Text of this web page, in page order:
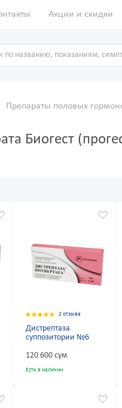
Акции и скидки
Препараты половых
Биогест
2 отзыва
Дистрептаза
суппозитории №6
120 600 сум
Есть в наличии